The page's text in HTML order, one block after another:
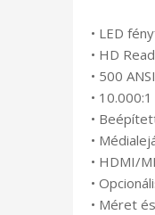
• LED
• HD
• 500
•
•
•
• HDMI/
•
• Méret